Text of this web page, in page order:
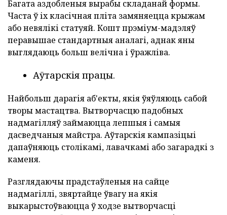
Багата аздобленыя вырабы складанай формы.
Часта ў іх класічная пліта замяняецца крыжам
або невялікі статуяй. Кошт прэміум-мадэляў
перавышае стандартныя аналагі, аднак яны
выглядаюць больш велічна і ўражліва.
Аўтарскія працы.
Найбольш дарагія аб'екты, якія ўяўляюць сабой
творы мастацтва. Вытворчасцю падобных
надмагілляў займаюцца лепшыя і самыя
дасведчаныя майстра. Аўтарскія кампазіцыі
дапаўняюць столікамі, лавачкамі або загарадкі з
каменя.
Разглядаючы прадстаўленыя на сайце
надмагіллі, звяртайце ўвагу на якія
выкарыстоўваюцца ў ходзе вытворчасці